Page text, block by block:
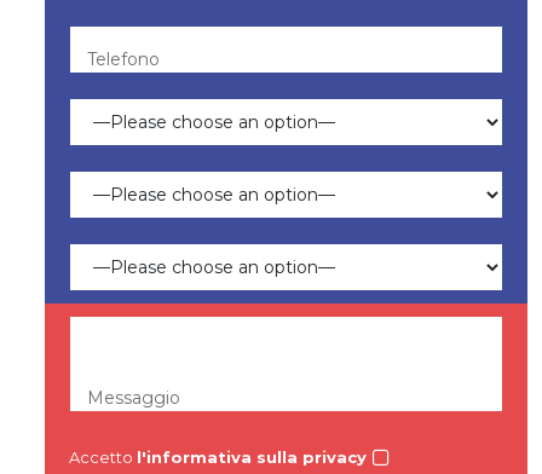
Telefono
Messaggio
Accetto l'informativa sulla privacy